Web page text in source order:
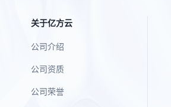
关于亿方云
公司介绍
公司资质
公司荣誉